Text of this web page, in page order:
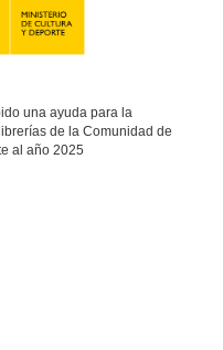
una ayuda para la
de la Comunidad de
al año 2025